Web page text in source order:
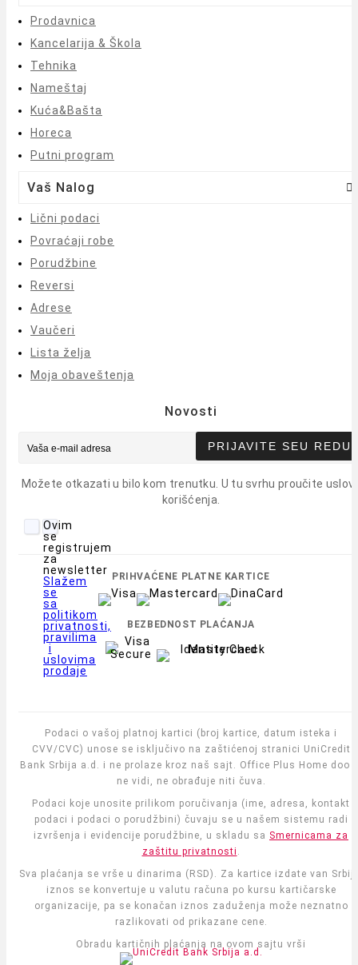
Prodavnica
Kancelarija & Škola
Tehnika
Nameštaj
Kuća&Bašta
Horeca
Putni program
Vaš Nalog 
Lični podaci
Povraćaji robe
Porudžbine
Reversi
Adrese
Vaučeri
Lista želja
Moja obaveštenja
Novosti
PRIJAVITE SEU REDU
Možete otkazati u bilo kom trenutku. U tu svrhu proučite
korišćenja.
Ovim
se
registrujem
za
newsletter
Slažem
se
sa
politikom
privatnosti,
pravilima
i
uslovima
prodaje
PRIHVAĆENE PLATNE KARTICE
BEZBEDNOST PLAĆANJA
Podaci o vašoj platnoj kartici (broj kartice, datum isteka i
CVV/CVC) unose se isključivo na zaštićenoj stranici UniCredit
Bank Srbija a.d. i ne prolaze kroz naš sajt. Office Plus Home doo
ne vidi, ne obrađuje niti čuva.
Podaci koje unosite prilikom poručivanja (ime, adresa, kontakt
podaci i podaci o porudžbini) čuvaju se u našem sistemu radi
izvršenja i evidencije porudžbine, u skladu sa Smernicama za
zaštitu privatnosti
Sva plaćanja se vrše u dinarima (RSD). Za kartice izdate van
iznos se konvertuje u valutu računa po kursu kartičarske
organizacije, pa se konačan iznos zaduženja može neznatno
razlikovati od prikazane cene.
Obradu kartičnih plaćanja na ovom sajtu vrši